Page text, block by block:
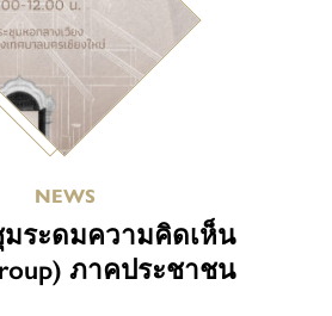
NEWS
ระดมความคิดเห็น
ภาคประชาชน